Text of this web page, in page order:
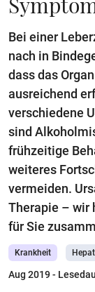
Bei einer
nach in
dass das
ausreichend
verschiedene
sind
frühzeitige
weiteres
vermeiden.
Therapie – wir
für Sie
Krankheit
Aug 2019-